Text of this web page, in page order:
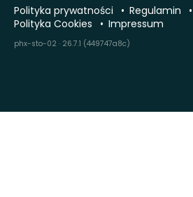
Polityka prywatności
Regulamin
Polityka Cookies
Impressum
phx-sto-02 · 26.7.1 (449747a8c)